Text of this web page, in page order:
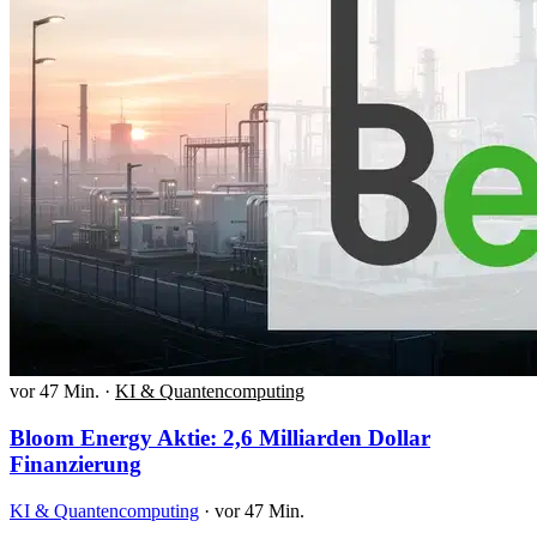
vor 47 Min. · KI & Quantencomputing
Bloom Energy Aktie: 2,6 Milliarden Dollar
Finanzierung
KI & Quantencomputing · vor 47 Min.